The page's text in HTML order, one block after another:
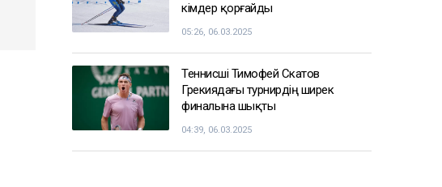
кімдер қорғайды
05:26, 06.03.2025
Теннисші Тимофей Скатов
Грекиядағы турнирдің ширек
финалына шықты
04:39, 06.03.2025